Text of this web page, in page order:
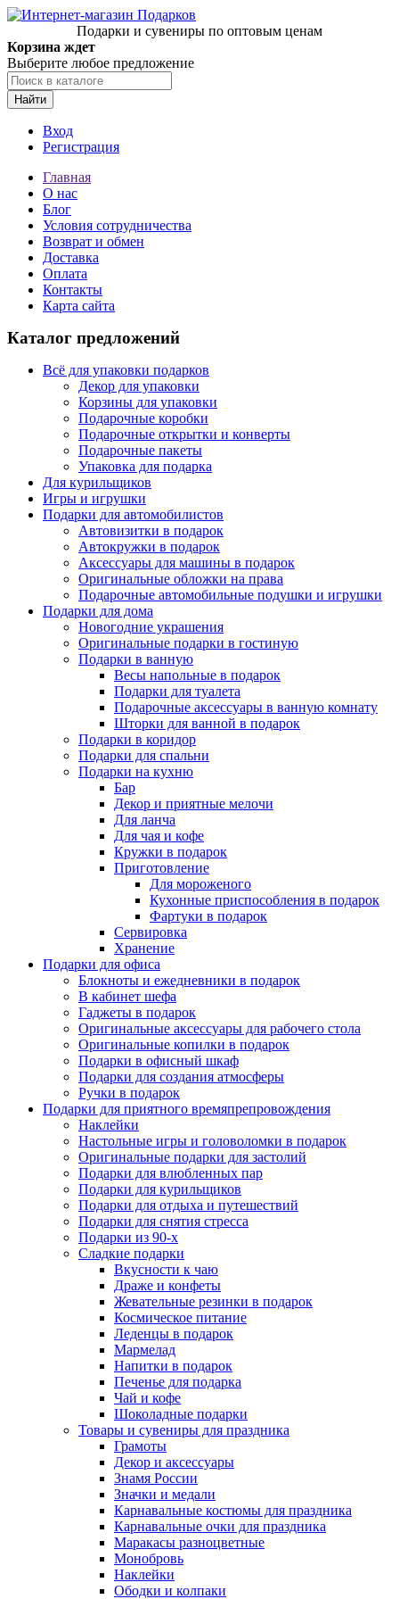
Подарки и сувениры по оптовым ценам
Корзина ждет
Выберите любое предложение
Найти
Вход
Регистрация
Главная
О нас
Блог
Условия сотрудничества
Возврат и обмен
Доставка
Оплата
Контакты
Карта сайта
Каталог предложений
Всё для упаковки подарков
Декор для упаковки
Корзины для упаковки
Подарочные коробки
Подарочные открытки и конверты
Подарочные пакеты
Упаковка для подарка
Для курильщиков
Игры и игрушки
Подарки для автомобилистов
Автовизитки в подарок
Автокружки в подарок
Аксессуары для машины в подарок
Оригинальные обложки на права
Подарочные автомобильные подушки и игрушки
Подарки для дома
Новогодние украшения
Оригинальные подарки в гостиную
Подарки в ванную
Весы напольные в подарок
Подарки для туалета
Подарочные аксессуары в ванную комнату
Шторки для ванной в подарок
Подарки в коридор
Подарки для спальни
Подарки на кухню
Бар
Декор и приятные мелочи
Для ланча
Для чая и кофе
Кружки в подарок
Приготовление
Для мороженого
Кухонные приспособления в подарок
Фартуки в подарок
Сервировка
Хранение
Подарки для офиса
Блокноты и ежедневники в подарок
В кабинет шефа
Гаджеты в подарок
Оригинальные аксессуары для рабочего стола
Оригинальные копилки в подарок
Подарки в офисный шкаф
Подарки для создания атмосферы
Ручки в подарок
Подарки для приятного времяпрепровождения
Наклейки
Настольные игры и головоломки в подарок
Оригинальные подарки для застолий
Подарки для влюбленных пар
Подарки для курильщиков
Подарки для отдыха и путешествий
Подарки для снятия стресса
Подарки из 90-х
Сладкие подарки
Вкусности к чаю
Драже и конфеты
Жевательные резинки в подарок
Космическое питание
Леденцы в подарок
Мармелад
Напитки в подарок
Печенье для подарка
Чай и кофе
Шоколадные подарки
Товары и сувениры для праздника
Грамоты
Декор и аксессуары
Знамя России
Значки и медали
Карнавальные костюмы для праздника
Карнавальные очки для праздника
Маракасы разноцветные
Монобровь
Наклейки
Ободки и колпаки